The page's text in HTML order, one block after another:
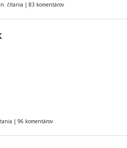
čítania | 83 komentárov
| 96 komentárov